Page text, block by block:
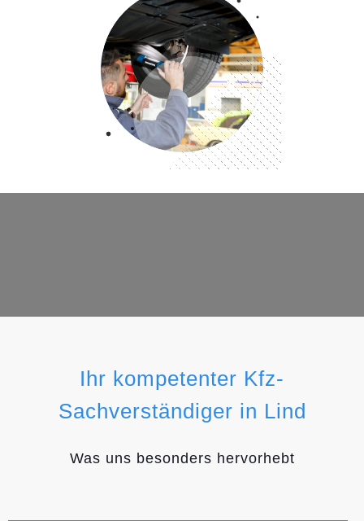
Ihr kompetenter Kfz-
Sachverständiger in Lind
Was uns besonders hervorhebt